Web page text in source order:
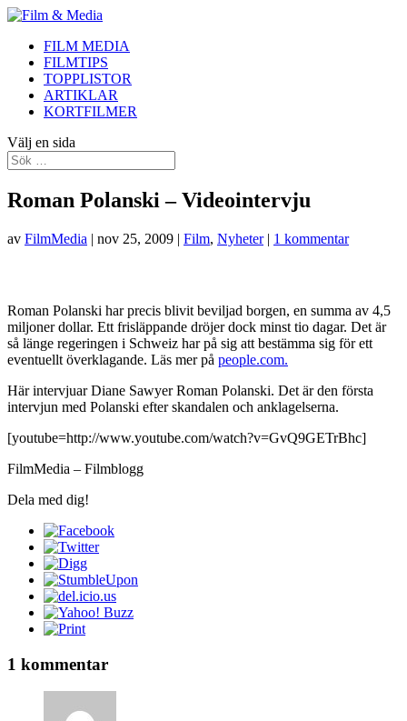
FILM MEDIA
FILMTIPS
TOPPLISTOR
ARTIKLAR
KORTFILMER
Välj en sida
Roman Polanski – Videointervju
av FilmMedia | nov 25, 2009 | Film, Nyheter| 1 kommentar
Roman Polanski har precis blivit beviljad borgen, en summa av 4,5
miljoner dollar. Ett frisläppande dröjer dock minst tio dagar. Det är
så länge regeringen i Schweiz har på sig att bestämma sig för ett
eventuellt överklagande. Läs mer på people.com.
Här intervjuar Diane Sawyer Roman Polanski. Det är den första
intervjun med Polanski efter skandalen och anklagelserna.
[youtube=http://www.youtube.com/watch?v=GvQ9GETrBhc]
FilmMedia – Filmblogg
Dela med dig!
1 kommentar